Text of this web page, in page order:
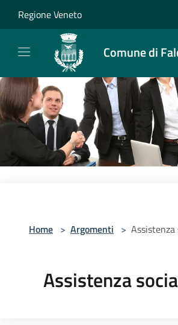
Regione Veneto
Comune di
Home > Argomenti > Assistenza
Assistenza